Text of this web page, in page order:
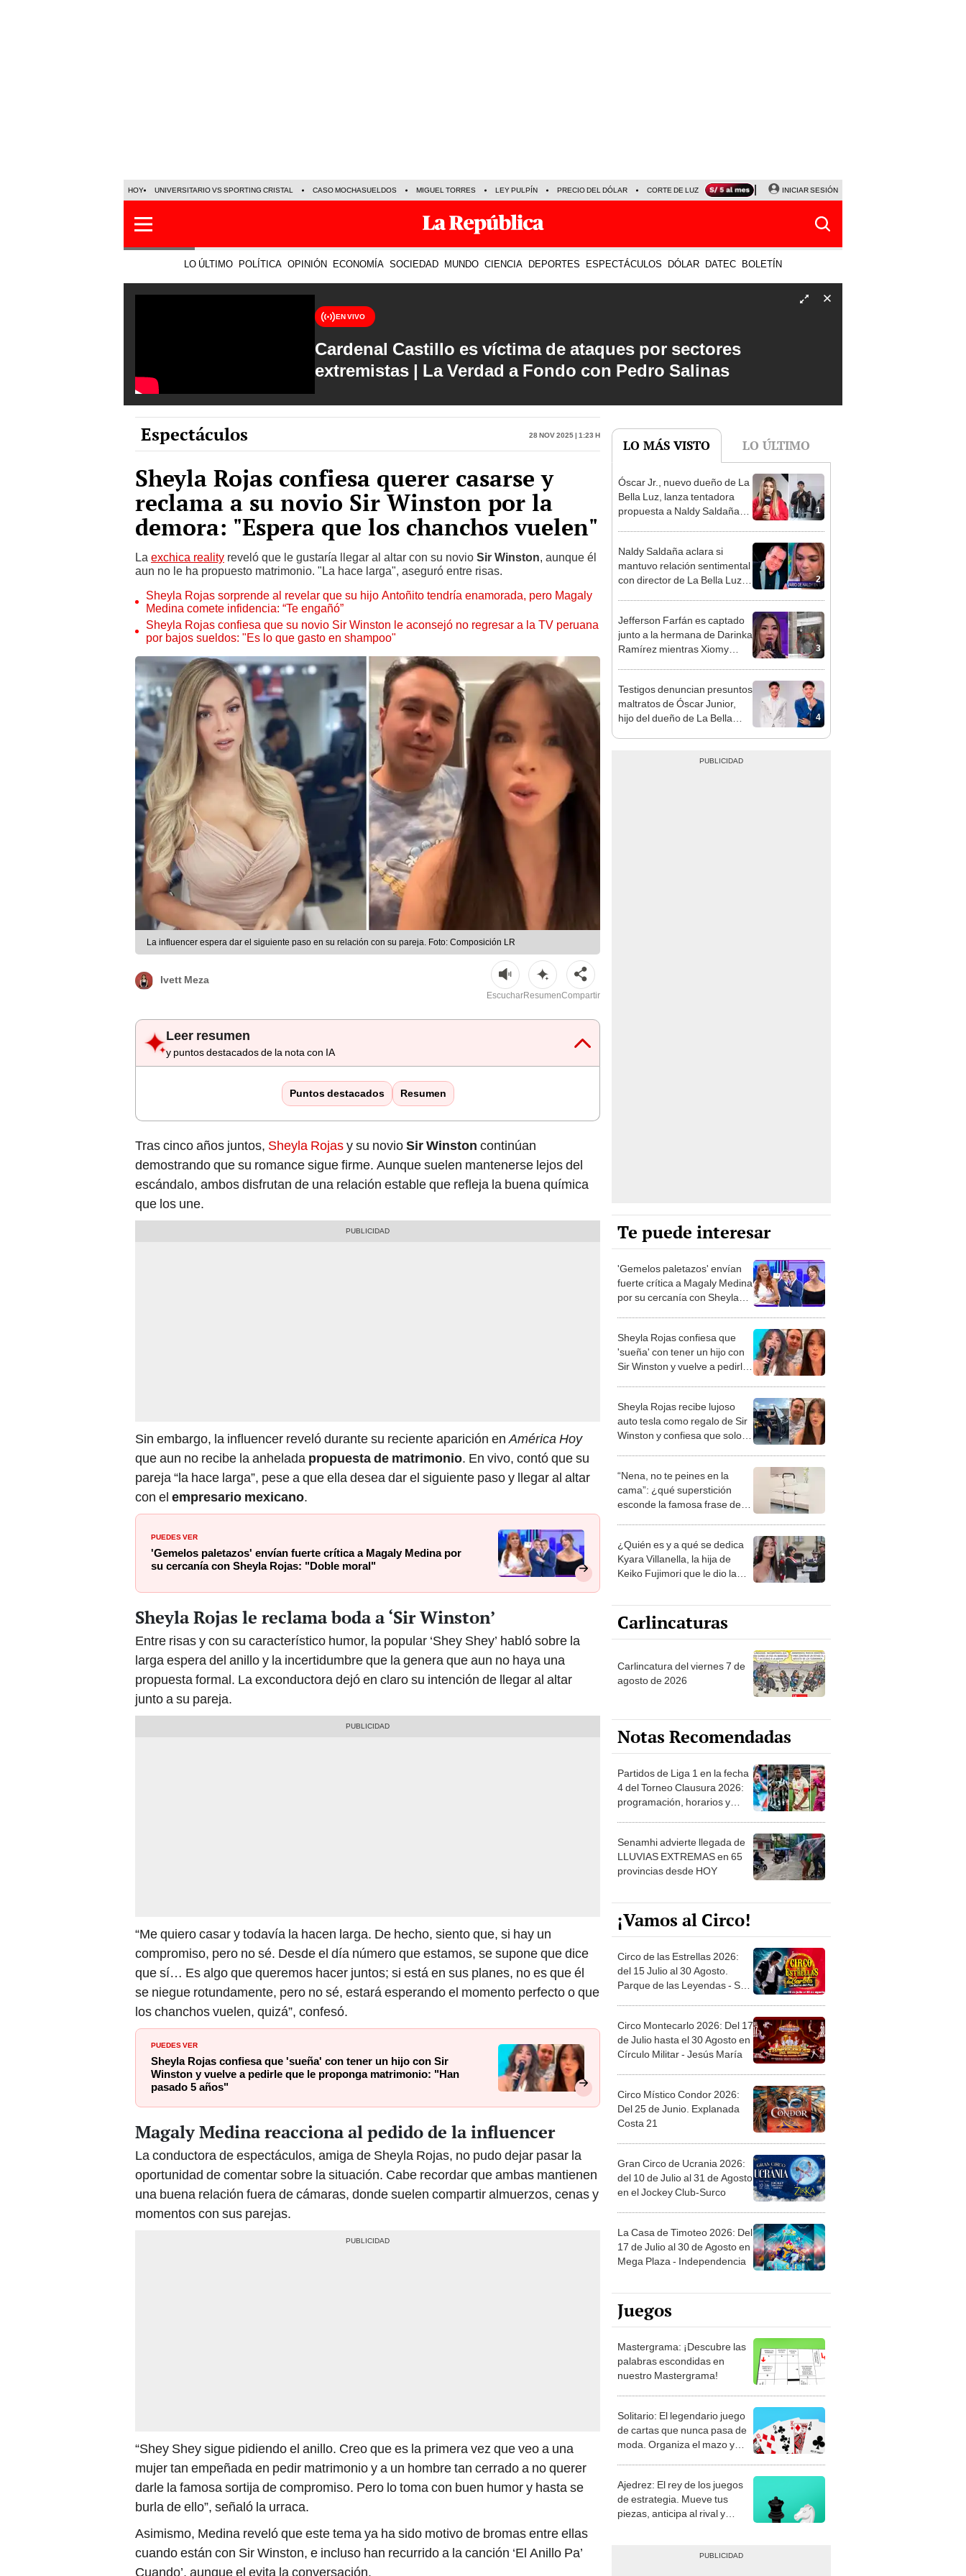
HOY UNIVERSITARIO VS SPORTING CRISTAL CASO MOCHASUELDOS MIGUEL TORRES LEY PULPÍN PRECIO DEL DÓLAR CORTE DE LUZ VIERNES 7 DE AGOSTO ALBERTO BENAVIDES
INICIAR SESIÓN
LO ÚLTIMO POLÍTICA OPINIÓN ECONOMÍA SOCIEDAD MUNDO CIENCIA DEPORTES ESPECTÁCULOS DÓLAR DATEC BOLETÍN
EN VIVO
Cardenal Castillo es víctima de ataques por sectores
extremistas | La Verdad a Fondo con Pedro Salinas
Espectáculos 28 Nov 2025 | 1:23 h
Sheyla Rojas confiesa querer casarse y
reclama a su novio Sir Winston por la
demora: "Espera que los chanchos vuelen"
La exchica reality reveló que le gustaría llegar al altar con su novio Sir Winston, aunque él
aun no le ha propuesto matrimonio. "La hace larga", aseguró entre risas.
Sheyla Rojas sorprende al revelar que su hijo Antoñito tendría enamorada, pero Magaly
Medina comete infidencia: “Te engañó”
Sheyla Rojas confiesa que su novio Sir Winston le aconsejó no regresar a la TV peruana
por bajos sueldos: "Es lo que gasto en shampoo"
La influencer espera dar el siguiente paso en su relación con su pareja. Foto: Composición LR
Ivett Meza
EscucharResumenCompartir
Leer resumen
y puntos destacados de la nota con IA
Puntos destacados Resumen
Tras cinco años juntos, Sheyla Rojasy su novioSir Winston continúan
demostrando que su romance sigue firme. Aunque suelen mantenerse lejos del
escándalo, ambos disfrutan de una relación estable que refleja la buena química
que los une.
Sin embargo, la influencer reveló durante su reciente aparición en América Hoy
que aun no recibe la anhelada propuesta de matrimonio. En vivo, contó que su
pareja “la hace larga”, pese a que ella desea dar el siguiente paso y llegar al altar
con el empresario mexicano.
PUEDES VER
'Gemelos paletazos' envían fuerte crítica a Magaly Medina por
su cercanía con Sheyla Rojas: "Doble moral"
Sheyla Rojas le reclama boda a ‘Sir Winston’
Entre risas y con su característico humor, la popular ‘Shey Shey’ habló sobre la
larga espera del anillo y la incertidumbre que la genera que aun no haya una
propuesta formal. La exconductora dejó en claro su intención de llegar al altar
junto a su pareja.
“Me quiero casar y todavía la hacen larga. De hecho, siento que, si hay un
compromiso, pero no sé. Desde el día número que estamos, se supone que dice
que sí… Es algo que queremos hacer juntos; si está en sus planes, no es que él
se niegue rotundamente, pero no sé, estará esperando el momento perfecto o que
los chanchos vuelen, quizá”, confesó.
PUEDES VER
Sheyla Rojas confiesa que 'sueña' con tener un hijo con Sir
Winston y vuelve a pedirle que le proponga matrimonio: "Han
pasado 5 años"
Magaly Medina reacciona al pedido de la influencer
La conductora de espectáculos, amiga de Sheyla Rojas, no pudo dejar pasar la
oportunidad de comentar sobre la situación. Cabe recordar que ambas mantienen
una buena relación fuera de cámaras, donde suelen compartir almuerzos, cenas y
momentos con sus parejas.
“Shey Shey sigue pidiendo el anillo. Creo que es la primera vez que veo a una
mujer tan empeñada en pedir matrimonio y a un hombre tan cerrado a no querer
darle la famosa sortija de compromiso. Pero lo toma con buen humor y hasta se
burla de ello”, señaló la urraca.
Asimismo, Medina reveló que este tema ya ha sido motivo de bromas entre ellas
cuando están con Sir Winston, e incluso han recurrido a la canción ‘El Anillo Pa’
Cuando’, aunque el evita la conversación.
LO MÁS VISTO LO ÚLTIMO
1
Óscar Jr., nuevo dueño de La
Bella Luz, lanza tentadora
propuesta a Naldy Saldaña
tipo de ley”
2
Naldy Saldaña aclara si
mantuvo relación sentimental
con director de La Bella Luz
bajo”
3
Jefferson Farfán es captado
junto a la hermana de Darinka
Ramírez mientras Xiomy
4
Testigos denuncian presuntos
maltratos de Óscar Junior,
hijo del dueño de La Bella
Te puede interesar
'Gemelos paletazos' envían
fuerte crítica a Magaly Medina
por su cercanía con Sheyla
Sheyla Rojas confiesa que
'sueña' con tener un hijo con
Sir Winston y vuelve a pedirle
Sheyla Rojas recibe lujoso
auto tesla como regalo de Sir
Winston y confiesa que solo lo
“Nena, no te peines en la
cama”: ¿qué superstición
esconde la famosa frase de
¿Quién es y a qué se dedica
Kyara Villanella, la hija de
Keiko Fujimori que le dio la
Carlincaturas
Carlincatura del viernes 7 de
agosto de 2026
Notas Recomendadas
Partidos de Liga 1 en la fecha
4 del Torneo Clausura 2026:
programación, horarios y
Senamhi advierte llegada de
LLUVIAS EXTREMAS en 65
provincias desde HOY
¡Vamos al Circo!
Circo de las Estrellas 2026:
del 15 Julio al 30 Agosto.
Parque de las Leyendas - San
Circo Montecarlo 2026: Del 17
de Julio hasta el 30 Agosto en
Círculo Militar - Jesús María
Circo Místico Condor 2026:
Del 25 de Junio. Explanada
Costa 21
Gran Circo de Ucrania 2026:
del 10 de Julio al 31 de Agosto
en el Jockey Club-Surco
La Casa de Timoteo 2026: Del
17 de Julio al 30 de Agosto en
Mega Plaza - Independencia
Juegos
Mastergrama: ¡Descubre las
palabras escondidas en
nuestro Mastergrama!
Solitario: El legendario juego
de cartas que nunca pasa de
moda. Organiza el mazo y
Ajedrez: El rey de los juegos
de estrategia. Mueve tus
piezas, anticipa al rival y